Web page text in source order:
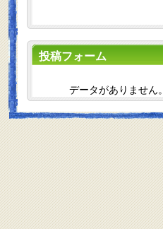
投稿フォーム
データがありません。